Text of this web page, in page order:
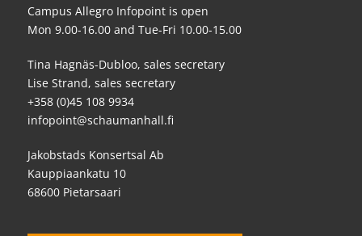
Campus Allegro Infopoint is open
Mon 9.00-16.00 and Tue-Fri 10.00-15.00
Tina Hagnäs-Dubloo, sales secretary
Lise Strand, sales secretary
+358 (0)45 108 9934
infopoint@schaumanhall.fi
Jakobstads Konsertsal Ab
Kauppiaankatu 10
68600 Pietarsaari